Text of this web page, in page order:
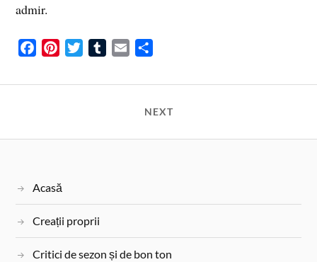
admir.
c
o
n
r
t
i
e
m
r
a
a
e
NEXT
Acasă
Creații proprii
Critici de sezon și de bon ton